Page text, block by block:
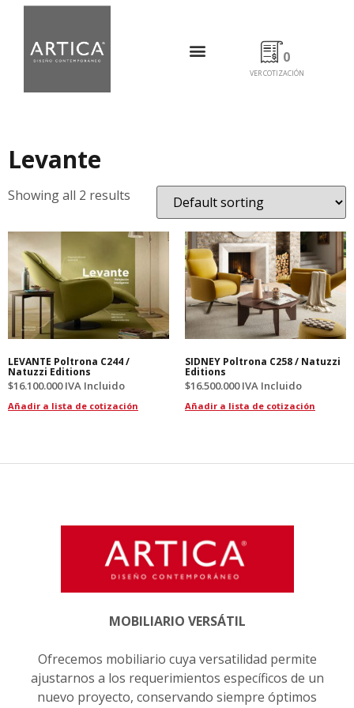
0
VER COTIZACIÓN
Levante
Showing all 2 results
LEVANTE Poltrona C244 /
Natuzzi Editions
$16.100.000IVA Incluido
Añadir a lista de cotización
SIDNEY Poltrona C258 / Natuzzi
Editions
$16.500.000IVA Incluido
Añadir a lista de cotización
MOBILIARIO VERSÁTIL
Ofrecemos mobiliario cuya versatilidad permite
ajustarnos a los requerimientos específicos de un
nuevo proyecto, conservando siempre óptimos